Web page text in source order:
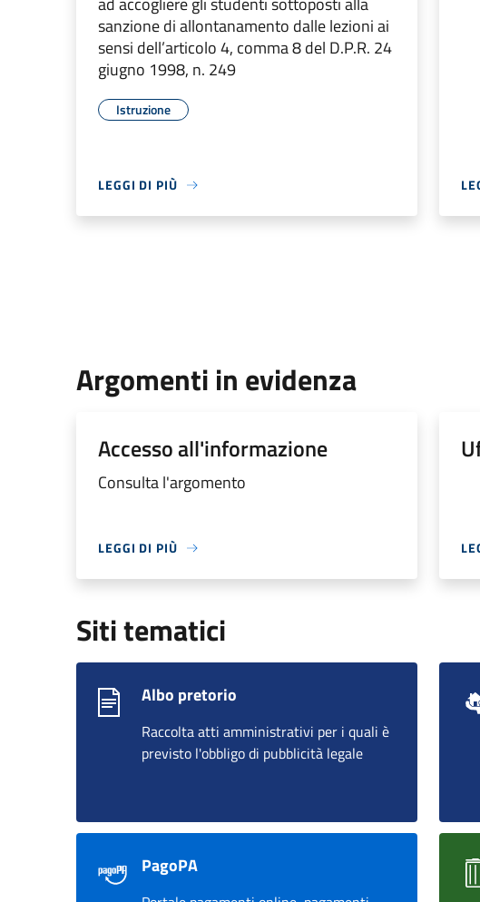
sanzione di allontanamento dalle lezioni ai
sensi dell’articolo 4, comma 8 del D.P.R. 24
giugno 1998, n. 249
Istruzione
LEGGI DI PIÙ
Argomenti in evidenza
Accesso all'informazione
Consulta l'argomento
LEGGI DI PIÙ
Siti tematici
Albo pretorio
Raccolta atti amministrativi per i quali è
previsto l'obbligo di pubblicità legale
PagoPA